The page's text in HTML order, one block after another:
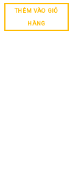
THÊM VÀO GIỎ
HÀNG